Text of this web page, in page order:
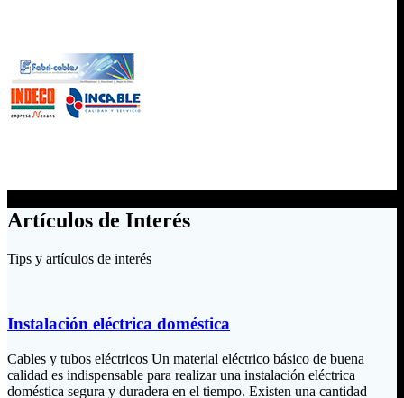
Artículos de Interés
Tips y artículos de interés
Instalación eléctrica doméstica
Cables y tubos eléctricos Un material eléctrico básico de buena
calidad es indispensable para realizar una instalación eléctrica
doméstica segura y duradera en el tiempo. Existen una cantidad